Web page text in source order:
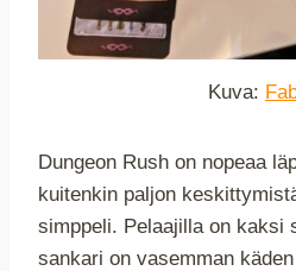
Kuva:
Dungeon Rush on nopeaa
kuitenkin paljon
simppeli. Pelaajilla on kaksi
sankari on vasemman